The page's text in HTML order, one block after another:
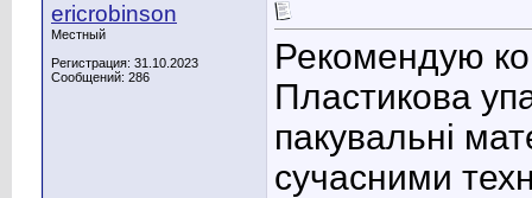
ericrobinson
Местный
Регистрация: 31.10.2023
Сообщений: 286
Рекомендую
Пластикова
пакувальні
сучасними